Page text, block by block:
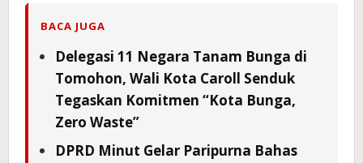
BACA JUGA
Delegasi 11 Negara Tanam Bunga di
Tomohon, Wali Kota Caroll Senduk
Tegaskan Komitmen “Kota Bunga,
Zero Waste”
DPRD Minut Gelar Paripurna Bahas